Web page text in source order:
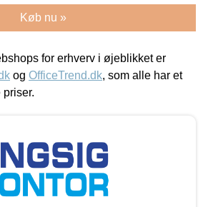
Køb nu »
for erhverv i øjeblikket er
og OfficeTrend.dk, som alle har et
priser.